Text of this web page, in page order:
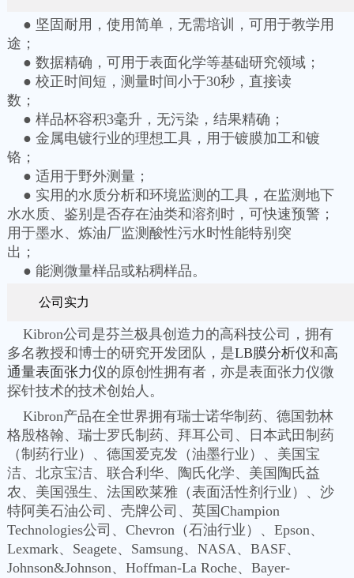
● 坚固耐用，使用简单，无需培训，可用于教学用
途；
● 数据精确，可用于表面化学等基础研究领域；
● 校正时间短，测量时间小于30秒，直接读
数；
● 样品杯容积3毫升，无污染，结果精确；
● 金属电镀行业的理想工具，用于镀膜加工和镀
铬；
● 适用于野外测量；
● 实用的水质分析和环境监测的工具，在监测地下
水水质、鉴别是否存在油类和溶剂时，可快速预警；
用于墨水、炼油厂监测酸性污水时性能特别突
出；
● 能测微量样品或粘稠样品。
公司实力
Kibron公司是芬兰极具创造力的高科技公司，拥有
多名教授和博士的研究开发团队，是LB膜分析仪和高
通量表面张力仪的原创性拥有者，亦是表面张力仪微
探针技术的技术创始人。
Kibron产品在全世界拥有瑞士诺华制药、德国勃林
格殷格翰、瑞士罗氏制药、拜耳公司、日本武田制药
（制药行业）、德国爱克发（油墨行业）、美国宝
洁、北京宝洁、联合利华、陶氏化学、美国陶氏益
农、美国强生、法国欧莱雅（表面活性剂行业）、沙
特阿美石油公司、壳牌公司、英国Champion
Technologies公司、Chevron（石油行业）、Epson、
Lexmark、Seagete、Samsung、NASA、BASF、
Johnson&Johnson、Hoffman-La Roche、Bayer-